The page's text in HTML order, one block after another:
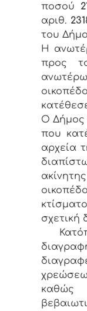
ποσού
αριθ.
του
Η
προς
Ο Δήμος
που
αρχεία
σχετική
καθώς